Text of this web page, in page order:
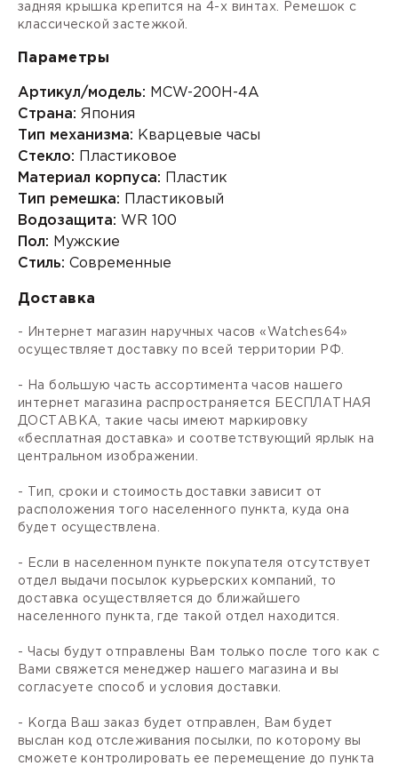
задняя крышка крепится на 4-х винтах. Ремешок с
классической застежкой.
Параметры
Артикул/модель: MCW-200H-4A
Страна: Япония
Тип механизма: Кварцевые часы
Стекло: Пластиковое
Материал корпуса: Пластик
Тип ремешка: Пластиковый
Водозащита: WR 100
Пол: Мужские
Стиль: Современные
Доставка
- Интернет магазин наручных часов «Watches64»
осуществляет доставку по всей территории РФ.
- На большую часть ассортимента часов нашего
интернет магазина распространяется БЕСПЛАТНАЯ
ДОСТАВКА, такие часы имеют маркировку
«бесплатная доставка» и соответствующий ярлык на
центральном изображении.
- Тип, сроки и стоимость доставки зависит от
расположения того населенного пункта, куда она
будет осуществлена.
- Если в населенном пункте покупателя отсутствует
отдел выдачи посылок курьерских компаний, то
доставка осуществляется до ближайшего
населенного пункта, где такой отдел находится.
- Часы будут отправлены Вам только после того как с
Вами свяжется менеджер нашего магазина и вы
согласуете способ и условия доставки.
- Когда Ваш заказ будет отправлен, Вам будет
выслан код отслеживания посылки, по которому вы
сможете контролировать ее перемещение до пункта